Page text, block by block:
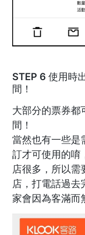
STEP 6 使用時
間！
大部分的票券都
間！
當然也有一些是
訂才可使用的唷
店很多，所以需
店，打電話過
家會因為客滿而